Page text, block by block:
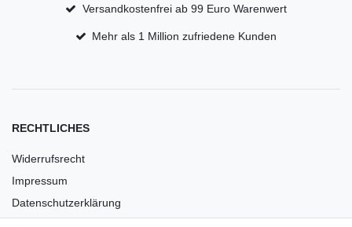
Versandkostenfrei ab 99 Euro Warenwert
Mehr als 1 Million zufriedene Kunden
RECHTLICHES
Widerrufsrecht
Impressum
Datenschutzerklärung